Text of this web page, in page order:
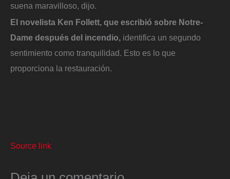
suena maravilloso, dijo.
El novelista Ken Follett, que escribió sobre Notre-
Dame después del incendio, identifica un segundo
sentimiento como tranquilidad. Esto es lo que
proporciona la restauración.
Source link